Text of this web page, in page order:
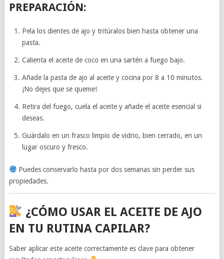
PREPARACIÓN:
Pela los dientes de ajo y tritúralos bien hasta obtener una
pasta.
Calienta el aceite de coco en una sartén a fuego bajo.
Añade la pasta de ajo al aceite y cocina por 8 a 10 minutos.
¡No dejes que se queme!
Retira del fuego, cuela el aceite y añade el aceite esencial si
deseas.
Guárdalo en un frasco limpio de vidrio, bien cerrado, en un
lugar oscuro y fresco.
Puedes conservarlo hasta por dos semanas sin perder sus
propiedades.
¿CÓMO USAR EL ACEITE DE AJO
EN TU RUTINA CAPILAR?
Saber aplicar este aceite correctamente es clave para obtener